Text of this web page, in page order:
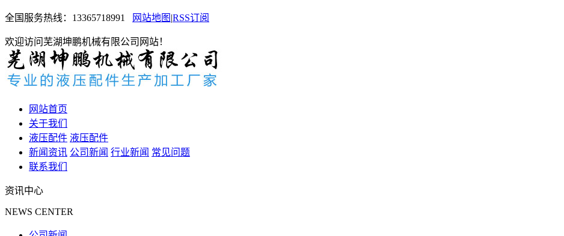
全国服务热线： 13365718991 网站地图 |RSS订阅
欢迎访问芜湖坤鹏机械有限公司网站！
网站首页
关于我们
液压配件 液压配件
新闻资讯 公司新闻 行业新闻 常见问题
联系我们
资讯中心
NEWS CENTER